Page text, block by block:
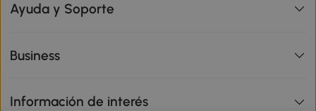
Ayuda y Soporte
Business
Información de interés